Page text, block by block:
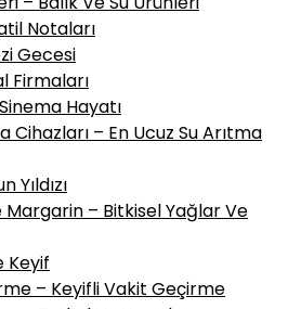
Notaları
Gecesi
Firmaları
Hayatı
Cihazları – En Ucuz Su Arıtma
Yıldızı
Margarin – Bitkisel Yağlar Ve
Keyif
– Keyifli Vakit Geçirme